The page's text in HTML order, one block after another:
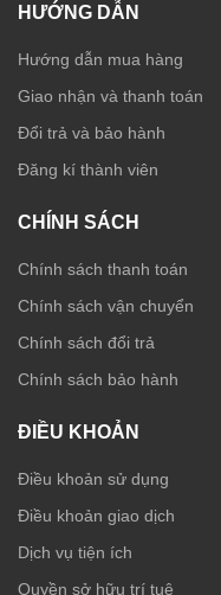
HƯỚNG DẪN
Hướng dẫn mua hàng
Giao nhận và thanh toán
Đổi trả và bảo hành
Đăng kí thành viên
CHÍNH SÁCH
Chính sách thanh toán
Chính sách vận chuyển
Chính sách đổi trả
Chính sách bảo hành
ĐIỀU KHOẢN
Điều khoản sử dụng
Điều khoản giao dịch
Dịch vụ tiện ích
Quyền sở hữu trí tuệ